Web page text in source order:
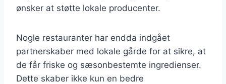
ønsker at støtte lokale producenter.
Nogle restauranter har endda indgået
partnerskaber med lokale gårde for at sikre, at
de får friske og sæsonbestemte ingredienser.
Dette skaber ikke kun en bedre